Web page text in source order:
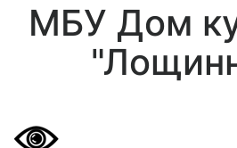
МБУ Дом